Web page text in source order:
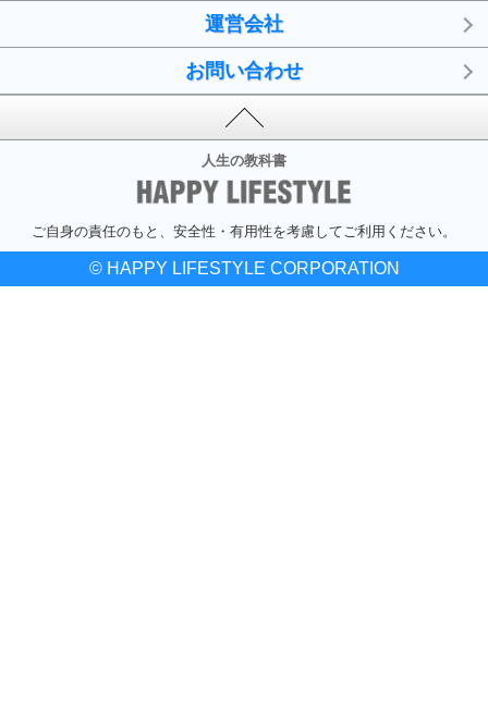
運営会社
お問い合わせ
人生の教科書
ご自身の責任のもと、安全性・有用性を考慮してご利用ください。
© HAPPY LIFESTYLE CORPORATION